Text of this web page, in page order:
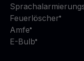
Feuerlöscher
Amfe
E-Bulb